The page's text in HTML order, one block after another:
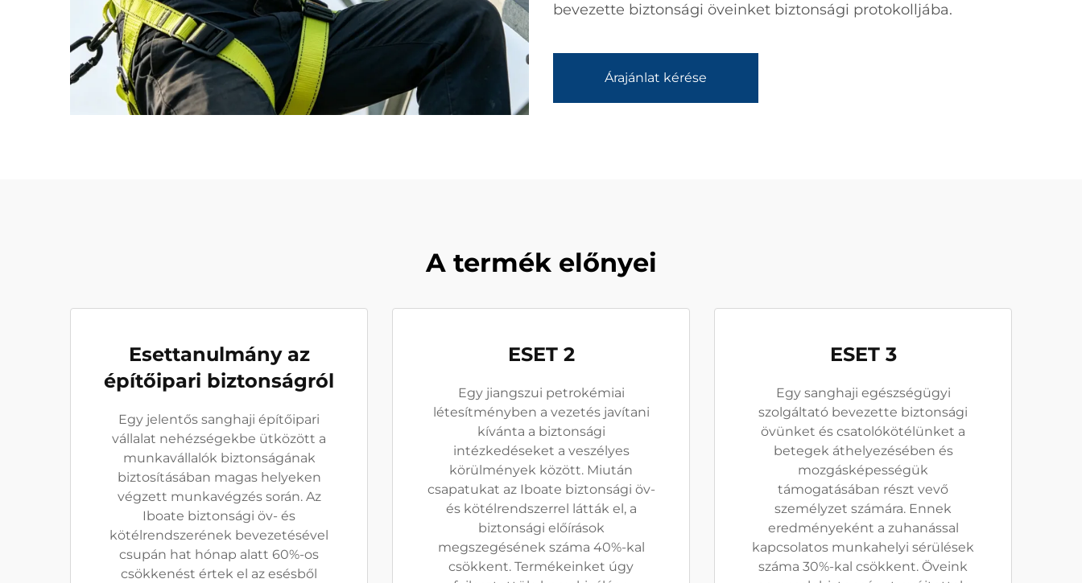
bevezette biztonsági öveinket biztonsági protokolljába.
Árajánlat kérése
A termék előnyei
Esettanulmány az
építőipari biztonságról
Egy jelentős sanghaji építőipari
vállalat nehézségekbe ütközött a
munkavállalók biztonságának
biztosításában magas helyeken
végzett munkavégzés során. Az
Iboate biztonsági öv- és
kötélrendszerének bevezetésével
csupán hat hónap alatt 60%-os
csökkenést értek el az esésből
ESET 2
Egy jiangszui petrokémiai
létesítményben a vezetés javítani
kívánta a biztonsági
intézkedéseket a veszélyes
körülmények között. Miután
csapatukat az Iboate biztonsági öv-
és kötélrendszerrel látták el, a
biztonsági előírások
megszegésének száma 40%-kal
csökkent. Termékeinket úgy
ESET 3
Egy sanghaji egészségügyi
szolgáltató bevezette biztonsági
övünket és csatolókötélünket a
betegek áthelyezésében és
mozgásképességük
támogatásában részt vevő
személyzet számára. Ennek
eredményeként a zuhanással
kapcsolatos munkahelyi sérülések
száma 30%-kal csökkent. Öveink